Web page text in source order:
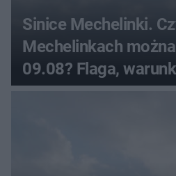
Sinice Mechelinki.
Mechelinkach
09.08? Flaga,